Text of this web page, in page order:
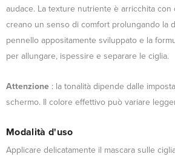
audace. La texture nutriente è arricchita
creano un senso di comfort prolungando la
pennello appositamente sviluppato e la
per allungare, ispessire e separare le ciglia.
Attenzione : la tonalità dipende dalle
schermo. Il colore effettivo può variare
Modalità d'uso
Applicare delicatamente il mascara sulle